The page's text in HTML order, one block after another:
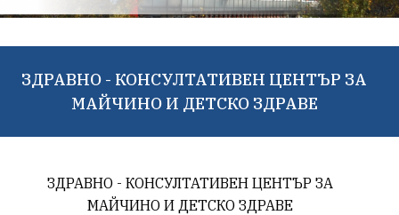
ЗДРАВНО - КОНСУЛТАТИВЕН ЦЕНТЪР ЗА
МАЙЧИНО И ДЕТСКО ЗДРАВЕ
ЗДРАВНО - КОНСУЛТАТИВЕН ЦЕНТЪР ЗА
МАЙЧИНО И ДЕТСКО ЗДРАВЕ